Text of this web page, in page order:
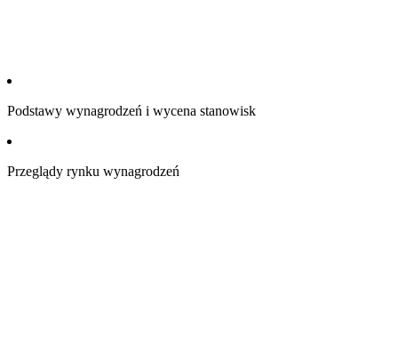
Podstawy wynagrodzeń i wycena stanowisk
Przeglądy rynku wynagrodzeń